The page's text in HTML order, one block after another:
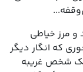
و مرز خیاطی
که انگار دیگر
یک شخص غریبه